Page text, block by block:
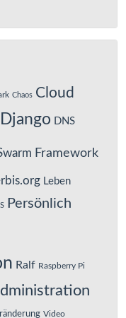
Chaos Cloud
Django DNS
Framework
Leben
Persönlich
Ralf Raspberry Pi
Video